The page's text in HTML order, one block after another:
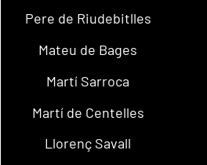
Pere de Riudebitlles
Mateu de Bages
Martí Sarroca
Martí de Centelles
Llorenç Savall